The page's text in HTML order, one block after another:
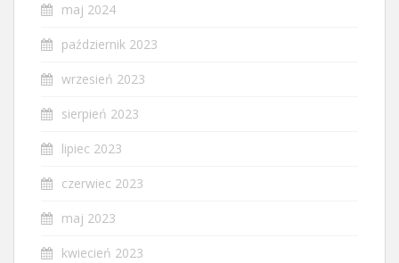
maj 2024
październik 2023
wrzesień 2023
sierpień 2023
lipiec 2023
czerwiec 2023
maj 2023
kwiecień 2023